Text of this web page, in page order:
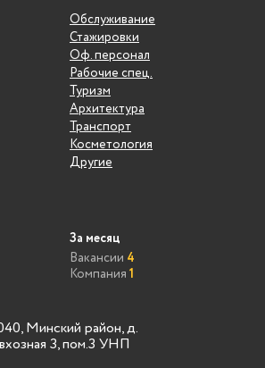
Обслуживание
Стажировки
Оф. персонал
Рабочие спец.
Туризм
Архитектура
Транспорт
Косметология
Другие
За месяц
Вакансии 4
Компания 1
Минский район, д.
3, пом.3 УНП